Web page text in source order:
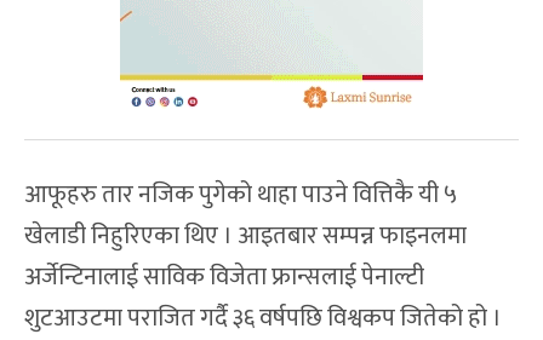
आफूहरु तार नजिक पुगेको थाहा पाउने वित्तिकै यी ५
खेलाडी निहुरिएका थिए । आइतबार सम्पन्न फाइनलमा
अर्जेन्टिनालाई साविक विजेता फ्रान्सलाई पेनाल्टी
शुटआउटमा पराजित गर्दै ३६ वर्षपछि विश्वकप जितेको हो ।